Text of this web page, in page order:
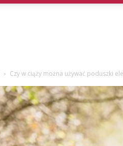
Czy w ciąży można używać poduszki